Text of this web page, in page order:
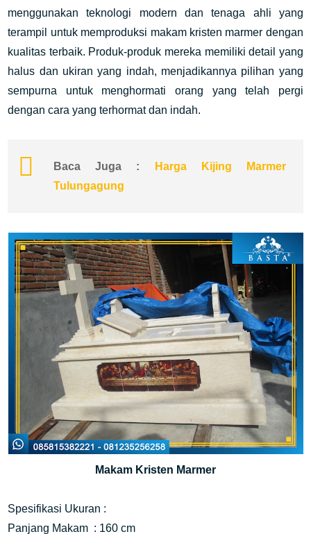
menggunakan teknologi modern dan tenaga ahli yang
terampil untuk memproduksi makam kristen marmer dengan
kualitas terbaik. Produk-produk mereka memiliki detail yang
halus dan ukiran yang indah, menjadikannya pilihan yang
sempurna untuk menghormati orang yang telah pergi
dengan cara yang terhormat dan indah.
Baca Juga :
Harga Kijing Marmer
Tulungagung
Makam Kristen Marmer
Spesifikasi Ukuran :
Panjang Makam  : 160 cm